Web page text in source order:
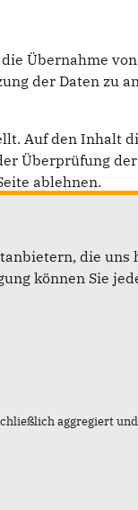
Übernahme
der Daten zu
Auf den Inhalt
Überprüfung
ablehnen.
Datenschutz
die uns
können Sie
aggregiert